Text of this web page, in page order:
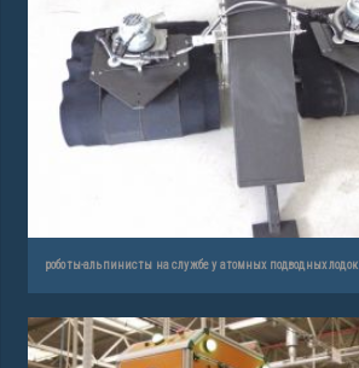
роботы-альпинисты на службе у атомных подводных лодок